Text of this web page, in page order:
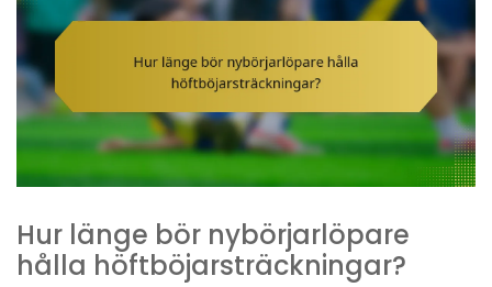
Hur länge bör nybörjarlöpare
hålla höftböjarsträckningar?